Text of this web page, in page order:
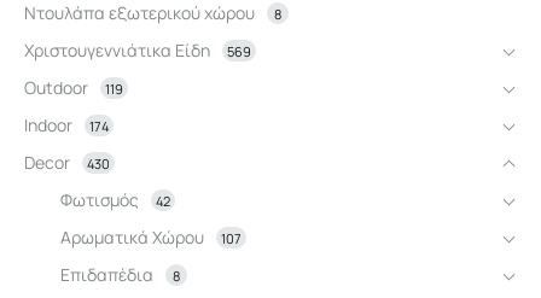
Ντουλάπα εξωτερικού χώρου 8
Χριστουγεννιάτικα Είδη 569
Outdoor 119
Indoor 174
Decor 430
Φωτισμός 42
Αρωματικά Χώρου 107
Επιδαπέδια 8